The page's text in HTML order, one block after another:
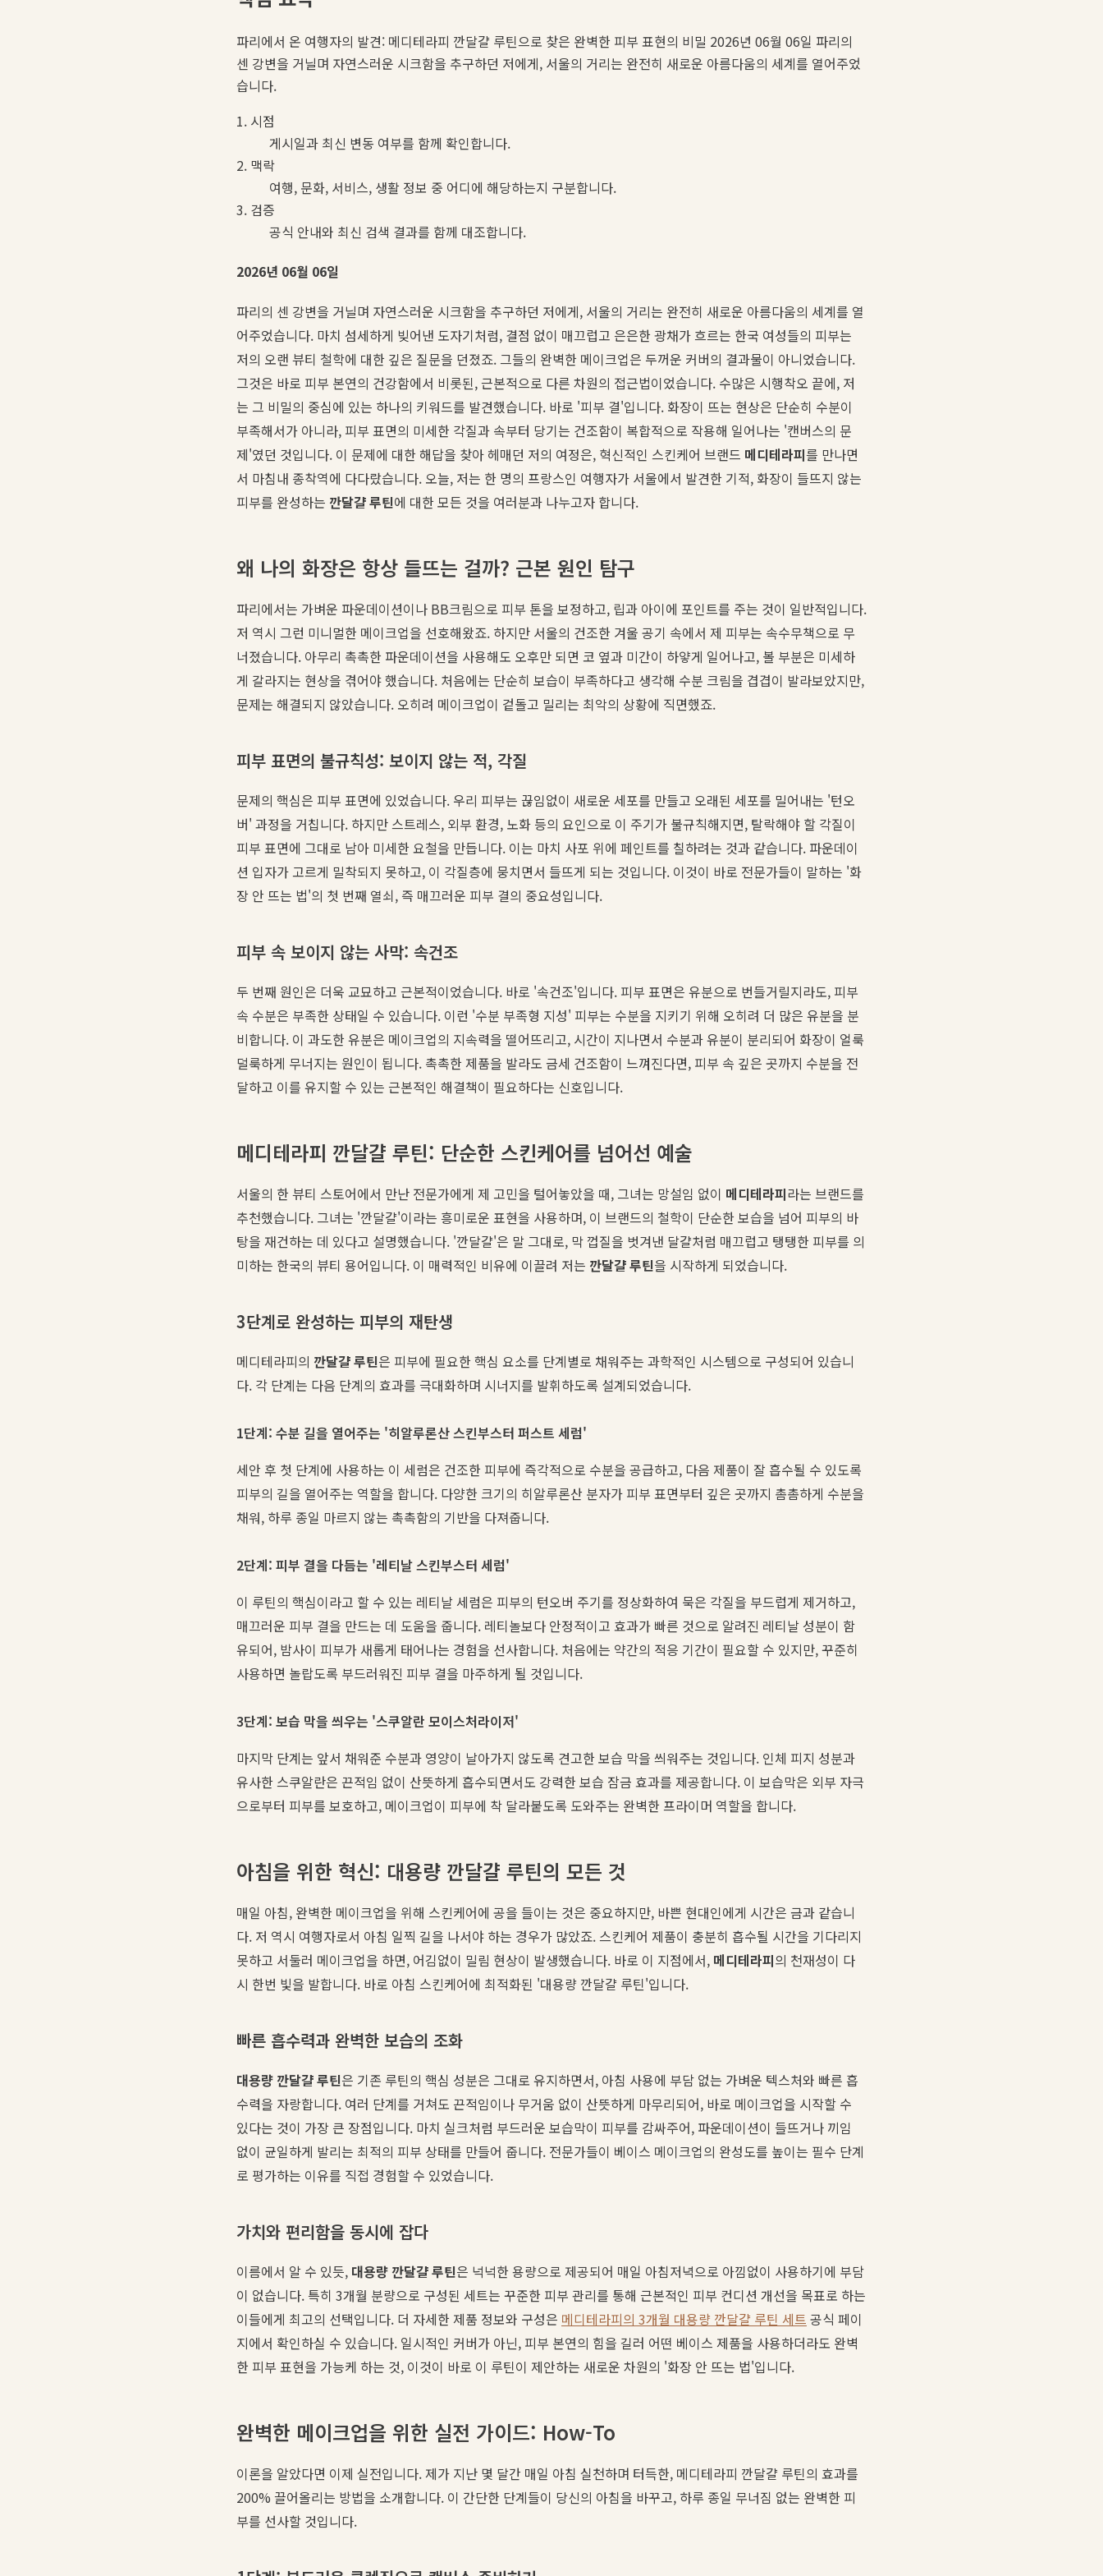
파리에서 온 여행자의 발견: 메디테라피 깐달걀 루틴으로 찾은 완벽한 피부 표현의 비밀 2026년 06월 06일 파리의
센 강변을 거닐며 자연스러운 시크함을 추구하던 저에게, 서울의 거리는 완전히 새로운 아름다움의 세계를 열어주었
습니다.
1. 시점
게시일과 최신 변동 여부를 함께 확인합니다.
2. 맥락
여행, 문화, 서비스, 생활 정보 중 어디에 해당하는지 구분합니다.
3. 검증
공식 안내와 최신 검색 결과를 함께 대조합니다.
2026년 06월 06일
파리의 센 강변을 거닐며 자연스러운 시크함을 추구하던 저에게, 서울의 거리는 완전히 새로운 아름다움의 세계를 열
어주었습니다. 마치 섬세하게 빚어낸 도자기처럼, 결점 없이 매끄럽고 은은한 광채가 흐르는 한국 여성들의 피부는
저의 오랜 뷰티 철학에 대한 깊은 질문을 던졌죠. 그들의 완벽한 메이크업은 두꺼운 커버의 결과물이 아니었습니다.
그것은 바로 피부 본연의 건강함에서 비롯된, 근본적으로 다른 차원의 접근법이었습니다. 수많은 시행착오 끝에, 저
는 그 비밀의 중심에 있는 하나의 키워드를 발견했습니다. 바로 '피부 결'입니다. 화장이 뜨는 현상은 단순히 수분이
부족해서가 아니라, 피부 표면의 미세한 각질과 속부터 당기는 건조함이 복합적으로 작용해 일어나는 '캔버스의 문
제'였던 것입니다. 이 문제에 대한 해답을 찾아 헤매던 저의 여정은, 혁신적인 스킨케어 브랜드 메디테라피를 만나면
서 마침내 종착역에 다다랐습니다. 오늘, 저는 한 명의 프랑스인 여행자가 서울에서 발견한 기적, 화장이 들뜨지 않는
피부를 완성하는 깐달걀 루틴에 대한 모든 것을 여러분과 나누고자 합니다.
왜 나의 화장은 항상 들뜨는 걸까? 근본 원인 탐구
파리에서는 가벼운 파운데이션이나 BB크림으로 피부 톤을 보정하고, 립과 아이에 포인트를 주는 것이 일반적입니다.
저 역시 그런 미니멀한 메이크업을 선호해왔죠. 하지만 서울의 건조한 겨울 공기 속에서 제 피부는 속수무책으로 무
너졌습니다. 아무리 촉촉한 파운데이션을 사용해도 오후만 되면 코 옆과 미간이 하얗게 일어나고, 볼 부분은 미세하
게 갈라지는 현상을 겪어야 했습니다. 처음에는 단순히 보습이 부족하다고 생각해 수분 크림을 겹겹이 발라보았지만,
문제는 해결되지 않았습니다. 오히려 메이크업이 겉돌고 밀리는 최악의 상황에 직면했죠.
피부 표면의 불규칙성: 보이지 않는 적, 각질
문제의 핵심은 피부 표면에 있었습니다. 우리 피부는 끊임없이 새로운 세포를 만들고 오래된 세포를 밀어내는 '턴오
버' 과정을 거칩니다. 하지만 스트레스, 외부 환경, 노화 등의 요인으로 이 주기가 불규칙해지면, 탈락해야 할 각질이
피부 표면에 그대로 남아 미세한 요철을 만듭니다. 이는 마치 사포 위에 페인트를 칠하려는 것과 같습니다. 파운데이
션 입자가 고르게 밀착되지 못하고, 이 각질층에 뭉치면서 들뜨게 되는 것입니다. 이것이 바로 전문가들이 말하는 '화
장 안 뜨는 법'의 첫 번째 열쇠, 즉 매끄러운 피부 결의 중요성입니다.
피부 속 보이지 않는 사막: 속건조
두 번째 원인은 더욱 교묘하고 근본적이었습니다. 바로 '속건조'입니다. 피부 표면은 유분으로 번들거릴지라도, 피부
속 수분은 부족한 상태일 수 있습니다. 이런 '수분 부족형 지성' 피부는 수분을 지키기 위해 오히려 더 많은 유분을 분
비합니다. 이 과도한 유분은 메이크업의 지속력을 떨어뜨리고, 시간이 지나면서 수분과 유분이 분리되어 화장이 얼룩
덜룩하게 무너지는 원인이 됩니다. 촉촉한 제품을 발라도 금세 건조함이 느껴진다면, 피부 속 깊은 곳까지 수분을 전
달하고 이를 유지할 수 있는 근본적인 해결책이 필요하다는 신호입니다.
메디테라피 깐달걀 루틴: 단순한 스킨케어를 넘어선 예술
서울의 한 뷰티 스토어에서 만난 전문가에게 제 고민을 털어놓았을 때, 그녀는 망설임 없이 메디테라피라는 브랜드를
추천했습니다. 그녀는 '깐달걀'이라는 흥미로운 표현을 사용하며, 이 브랜드의 철학이 단순한 보습을 넘어 피부의 바
탕을 재건하는 데 있다고 설명했습니다. '깐달걀'은 말 그대로, 막 껍질을 벗겨낸 달걀처럼 매끄럽고 탱탱한 피부를 의
미하는 한국의 뷰티 용어입니다. 이 매력적인 비유에 이끌려 저는 깐달걀 루틴을 시작하게 되었습니다.
3단계로 완성하는 피부의 재탄생
메디테라피의 깐달걀 루틴은 피부에 필요한 핵심 요소를 단계별로 채워주는 과학적인 시스템으로 구성되어 있습니
다. 각 단계는 다음 단계의 효과를 극대화하며 시너지를 발휘하도록 설계되었습니다.
1단계: 수분 길을 열어주는 '히알루론산 스킨부스터 퍼스트 세럼'
세안 후 첫 단계에 사용하는 이 세럼은 건조한 피부에 즉각적으로 수분을 공급하고, 다음 제품이 잘 흡수될 수 있도록
피부의 길을 열어주는 역할을 합니다. 다양한 크기의 히알루론산 분자가 피부 표면부터 깊은 곳까지 촘촘하게 수분을
채워, 하루 종일 마르지 않는 촉촉함의 기반을 다져줍니다.
2단계: 피부 결을 다듬는 '레티날 스킨부스터 세럼'
이 루틴의 핵심이라고 할 수 있는 레티날 세럼은 피부의 턴오버 주기를 정상화하여 묵은 각질을 부드럽게 제거하고,
매끄러운 피부 결을 만드는 데 도움을 줍니다. 레티놀보다 안정적이고 효과가 빠른 것으로 알려진 레티날 성분이 함
유되어, 밤사이 피부가 새롭게 태어나는 경험을 선사합니다. 처음에는 약간의 적응 기간이 필요할 수 있지만, 꾸준히
사용하면 놀랍도록 부드러워진 피부 결을 마주하게 될 것입니다.
3단계: 보습 막을 씌우는 '스쿠알란 모이스처라이저'
마지막 단계는 앞서 채워준 수분과 영양이 날아가지 않도록 견고한 보습 막을 씌워주는 것입니다. 인체 피지 성분과
유사한 스쿠알란은 끈적임 없이 산뜻하게 흡수되면서도 강력한 보습 잠금 효과를 제공합니다. 이 보습막은 외부 자극
으로부터 피부를 보호하고, 메이크업이 피부에 착 달라붙도록 도와주는 완벽한 프라이머 역할을 합니다.
아침을 위한 혁신: 대용량 깐달걀 루틴의 모든 것
매일 아침, 완벽한 메이크업을 위해 스킨케어에 공을 들이는 것은 중요하지만, 바쁜 현대인에게 시간은 금과 같습니
다. 저 역시 여행자로서 아침 일찍 길을 나서야 하는 경우가 많았죠. 스킨케어 제품이 충분히 흡수될 시간을 기다리지
못하고 서둘러 메이크업을 하면, 어김없이 밀림 현상이 발생했습니다. 바로 이 지점에서, 메디테라피의 천재성이 다
시 한번 빛을 발합니다. 바로 아침 스킨케어에 최적화된 '대용량 깐달걀 루틴'입니다.
빠른 흡수력과 완벽한 보습의 조화
대용량 깐달걀 루틴은 기존 루틴의 핵심 성분은 그대로 유지하면서, 아침 사용에 부담 없는 가벼운 텍스처와 빠른 흡
수력을 자랑합니다. 여러 단계를 거쳐도 끈적임이나 무거움 없이 산뜻하게 마무리되어, 바로 메이크업을 시작할 수
있다는 것이 가장 큰 장점입니다. 마치 실크처럼 부드러운 보습막이 피부를 감싸주어, 파운데이션이 들뜨거나 끼임
없이 균일하게 발리는 최적의 피부 상태를 만들어 줍니다. 전문가들이 베이스 메이크업의 완성도를 높이는 필수 단계
로 평가하는 이유를 직접 경험할 수 있었습니다.
가치와 편리함을 동시에 잡다
이름에서 알 수 있듯, 대용량 깐달걀 루틴은 넉넉한 용량으로 제공되어 매일 아침저녁으로 아낌없이 사용하기에 부담
이 없습니다. 특히 3개월 분량으로 구성된 세트는 꾸준한 피부 관리를 통해 근본적인 피부 컨디션 개선을 목표로 하는
이들에게 최고의 선택입니다. 더 자세한 제품 정보와 구성은 메디테라피의 3개월 대용량 깐달걀 루틴 세트 공식 페이
지에서 확인하실 수 있습니다. 일시적인 커버가 아닌, 피부 본연의 힘을 길러 어떤 베이스 제품을 사용하더라도 완벽
한 피부 표현을 가능케 하는 것, 이것이 바로 이 루틴이 제안하는 새로운 차원의 '화장 안 뜨는 법'입니다.
완벽한 메이크업을 위한 실전 가이드: How-To
이론을 알았다면 이제 실전입니다. 제가 지난 몇 달간 매일 아침 실천하며 터득한, 메디테라피 깐달걀 루틴의 효과를
200% 끌어올리는 방법을 소개합니다. 이 간단한 단계들이 당신의 아침을 바꾸고, 하루 종일 무너짐 없는 완벽한 피
부를 선사할 것입니다.